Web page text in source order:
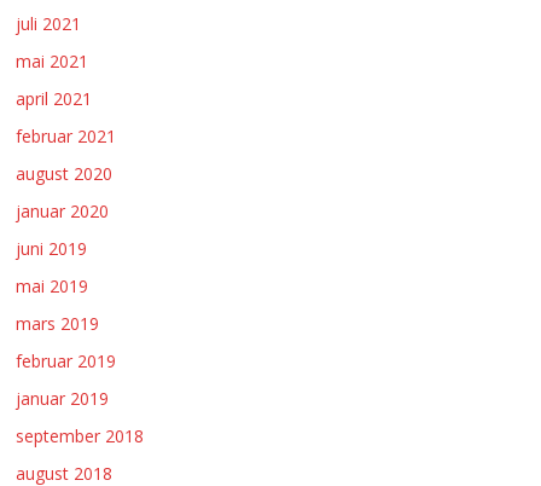
juli 2021
mai 2021
april 2021
februar 2021
august 2020
januar 2020
juni 2019
mai 2019
mars 2019
februar 2019
januar 2019
september 2018
august 2018